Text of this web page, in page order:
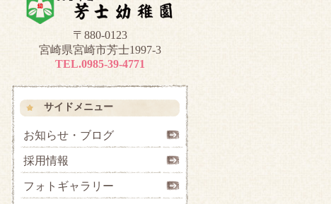
〒880-0123
宮崎県宮崎市芳士1997-3
TEL.0985-39-4771
サイドメニュー
お知らせ・ブログ
採用情報
フォトギャラリー